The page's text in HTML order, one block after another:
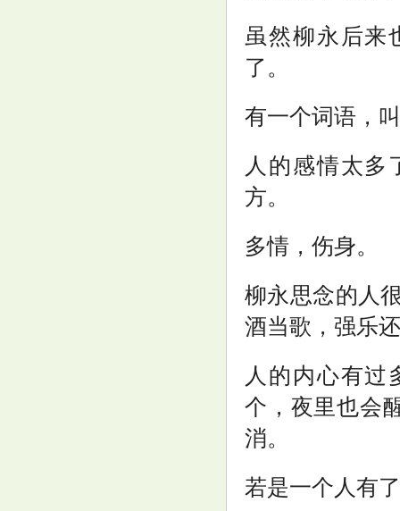
虽然柳永后来
了。
有一个词语，
人的感情太多
方。
多情，伤身。
柳永思念的人
酒当歌，强乐
人的内心有过
个，夜里也会
消。
若是一个人有